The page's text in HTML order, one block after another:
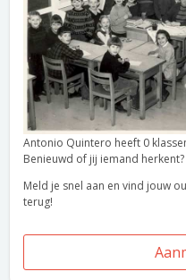
Antonio Quintero heeft 0
Benieuwd of jij iemand herkent?
Meld je snel aan en vind jouw
terug!